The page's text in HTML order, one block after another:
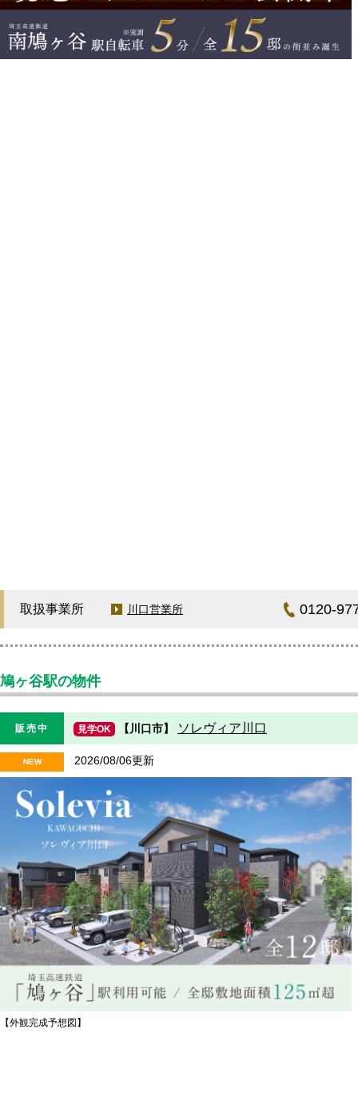
取扱事業所 川口営業所 0120-
鳩ヶ谷駅の物件
販売中 見学OK 【川口市】 ソレヴィア川口
NEW 2026/08/06更新
【外観完成予想図】